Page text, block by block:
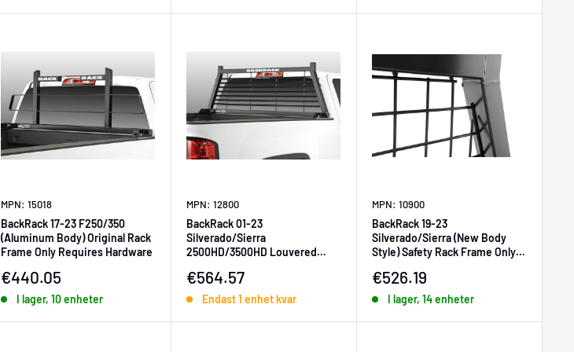
MPN: 15018
BackRack 17-23 F250/350
(Aluminum Body) Original Rack
Frame Only Requires Hardware
Försäljningspris
€440.05
I lager, 10 enheter
MPN: 12800
BackRack 01-23
Silverado/Sierra
2500HD/3500HD Louvered
Hardware
Försäljningspris
€564.57
Endast 1 enhet kvar
MPN: 10900
BackRack 19-23
Silverado/Sierra (New Body
Style) Safety Rack Frame Only
Försäljningspris
€526.19
I lager, 14 enheter